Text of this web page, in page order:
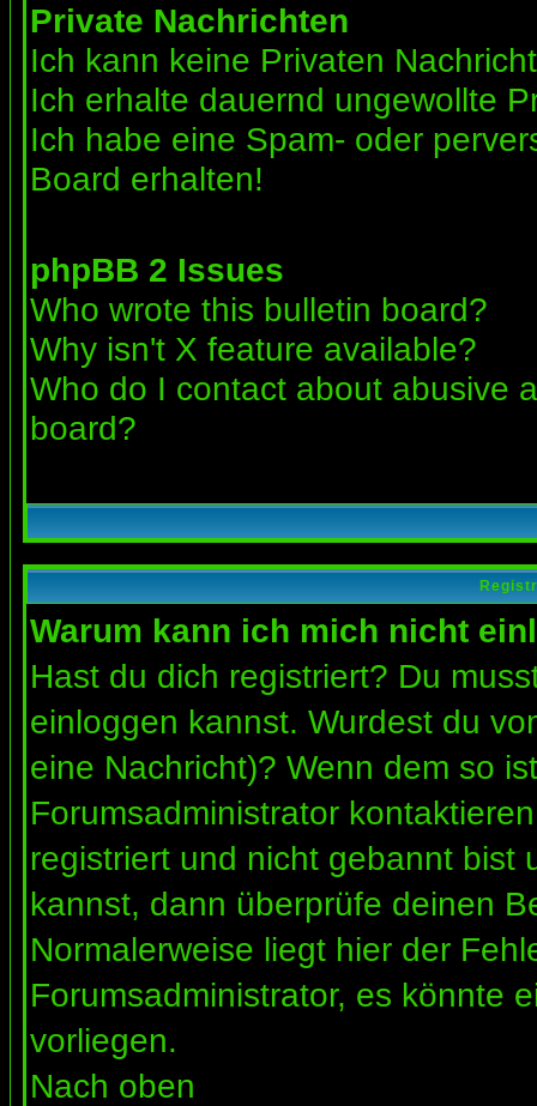
Private Nachrichten
Ich kann keine Privaten
Ich erhalte dauernd ungewollte
Ich habe eine Spam- oder
Board erhalten!
phpBB 2 Issues
Who wrote this bulletin board?
Why isn't X feature available?
Who do I contact about abusive
board?
Warum kann ich mich nicht
Hast du dich registriert? Du
einloggen kannst. Wurdest du
eine Nachricht)? Wenn dem so
Forumsadministrator
registriert und nicht gebannt bist
kannst, dann überprüfe deinen
Normalerweise liegt hier der
Forumsadministrator, es könnte
vorliegen.
Nach oben